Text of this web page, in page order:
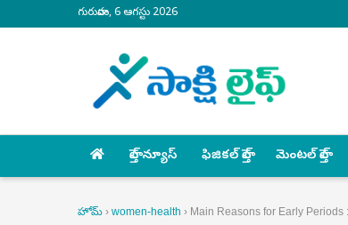
గురువారం, 6 ఆగస్టు 2026
హెల్త్ న్యూస్ ఫిజికల్ హెల్త్ మెంటల్ హెల్త్
హోమ్ › women-health › Main Reasons for Early